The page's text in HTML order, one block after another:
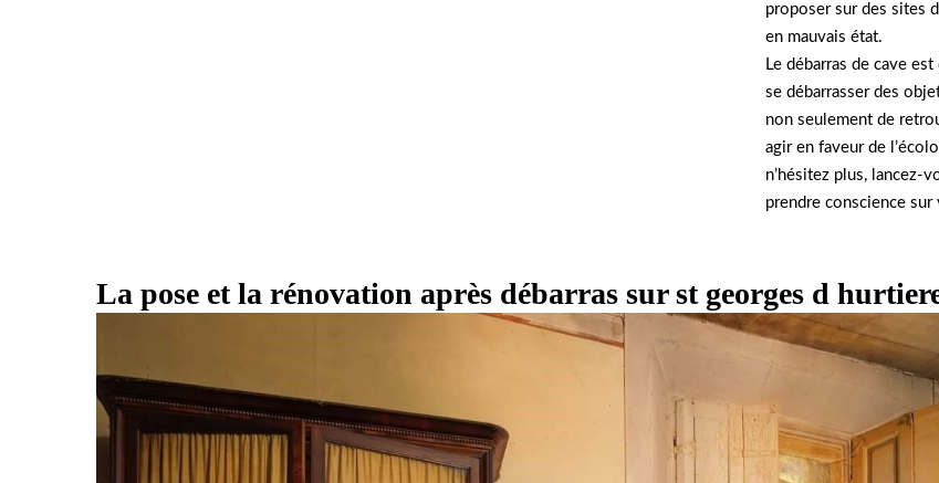
proposer sur des sites
en mauvais état.
Le débarras de cave
se débarrasser des
non seulement de
agir en faveur de
n’hésitez plus, lancez-
prendre conscience
La pose et la rénovation après débarras sur st georges d